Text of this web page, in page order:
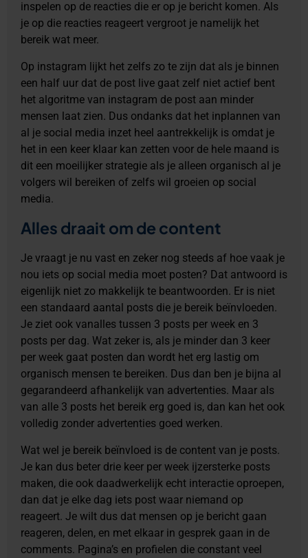
inspelen op de reacties die er op je bericht komen. Als
je op die reacties reageert vergroot je namelijk het
bereik wat meer.
Op instagram lijkt het zelfs zo te zijn dat als je binnen
een half uur dat de post live gaat zelf niet actief bent
het algoritme van instagram de post aan minder
mensen laat zien. Dus ondanks dat het inplannen van
al je social media inzet heel aantrekkelijk is omdat je
het in een keer klaar kan zetten voor de hele maand is
dit een moeilijker strategie als je alleen organisch al je
volgers wil bereiken of zelfs wil groeien op social
media.
Alles draait om de content
Je vraagt je nu vast en zeker nog steeds af hoe vaak je
nou iets op social media moet posten? Dat antwoord is
eigenlijk niet zo makkelijk te beantwoorden. Er is niet
een standaard aantal posts die je bereik beïnvloeden.
Je ziet ook vanalles tussen 3 posts per week en 3
posts per dag. Wat zeker is, als je minder dan 3 keer
per week gaat posten dan wordt het erg lastig om
organisch mensen te bereiken. Dus dan ben je bijna al
gegarandeerd afhankelijk van advertenties. Maar als
van alle 3 posts het bereik erg goed is, dan kan het ook
volledig zonder advertenties goed werken.
Wat wel je bereik beïnvloed is de content van je posts.
Je kan dus beter drie keer per week ijzersterke posts
maken, die ook daadwerkelijk echt interactie oproepen,
dan dat je elke dag iets post waar niemand op
reageert. Je wilt dus dat mensen op je bericht gaan
reageren, delen, en met elkaar in gesprek gaan in de
comments. Pagina’s en profielen die constant veel